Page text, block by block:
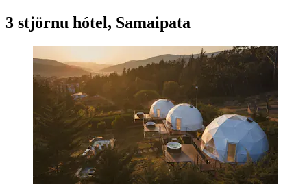
3 stjörnu hótel, Samaipata